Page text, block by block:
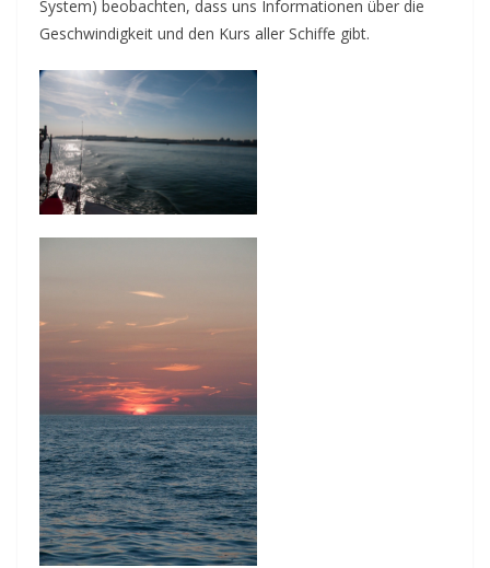
System) beobachten, dass uns Informationen über die
Geschwindigkeit und den Kurs aller Schiffe gibt.